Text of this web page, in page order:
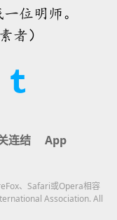
2026-08-08 928
一）
新闻，二○二六年
位明师。
者）
连结 App
、Safari或Opera相容
Association. All